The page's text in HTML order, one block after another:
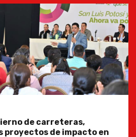
de carreteras,
de impacto en